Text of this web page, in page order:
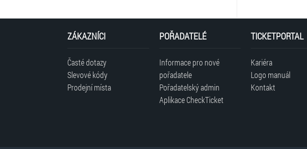
ZÁKAZNÍCI
Časté dotazy
Slevové kódy
Prodejní místa
POŘADATELÉ
Informace pro nové
pořadatele
Pořadatelský admin
Aplikace CheckTicket
TICKETPORTAL
Kariéra
Logo manuál
Kontakt